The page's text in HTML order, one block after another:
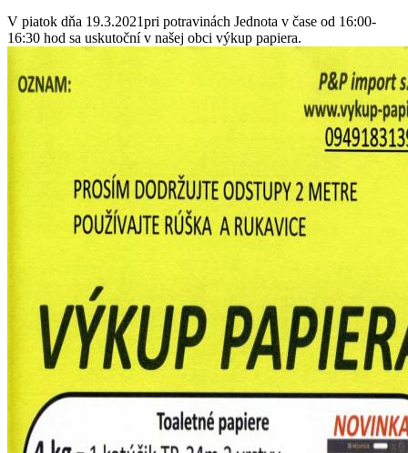
V piatok dňa 19.3.2021pri potravinách Jednota v čase od 16:00-
16:30 hod sa uskutoční v našej obci výkup papiera.